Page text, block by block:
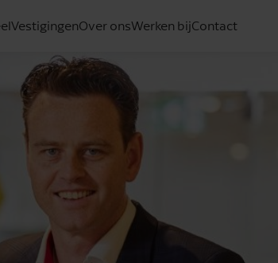
VestigingenOver onsWerken bijContact